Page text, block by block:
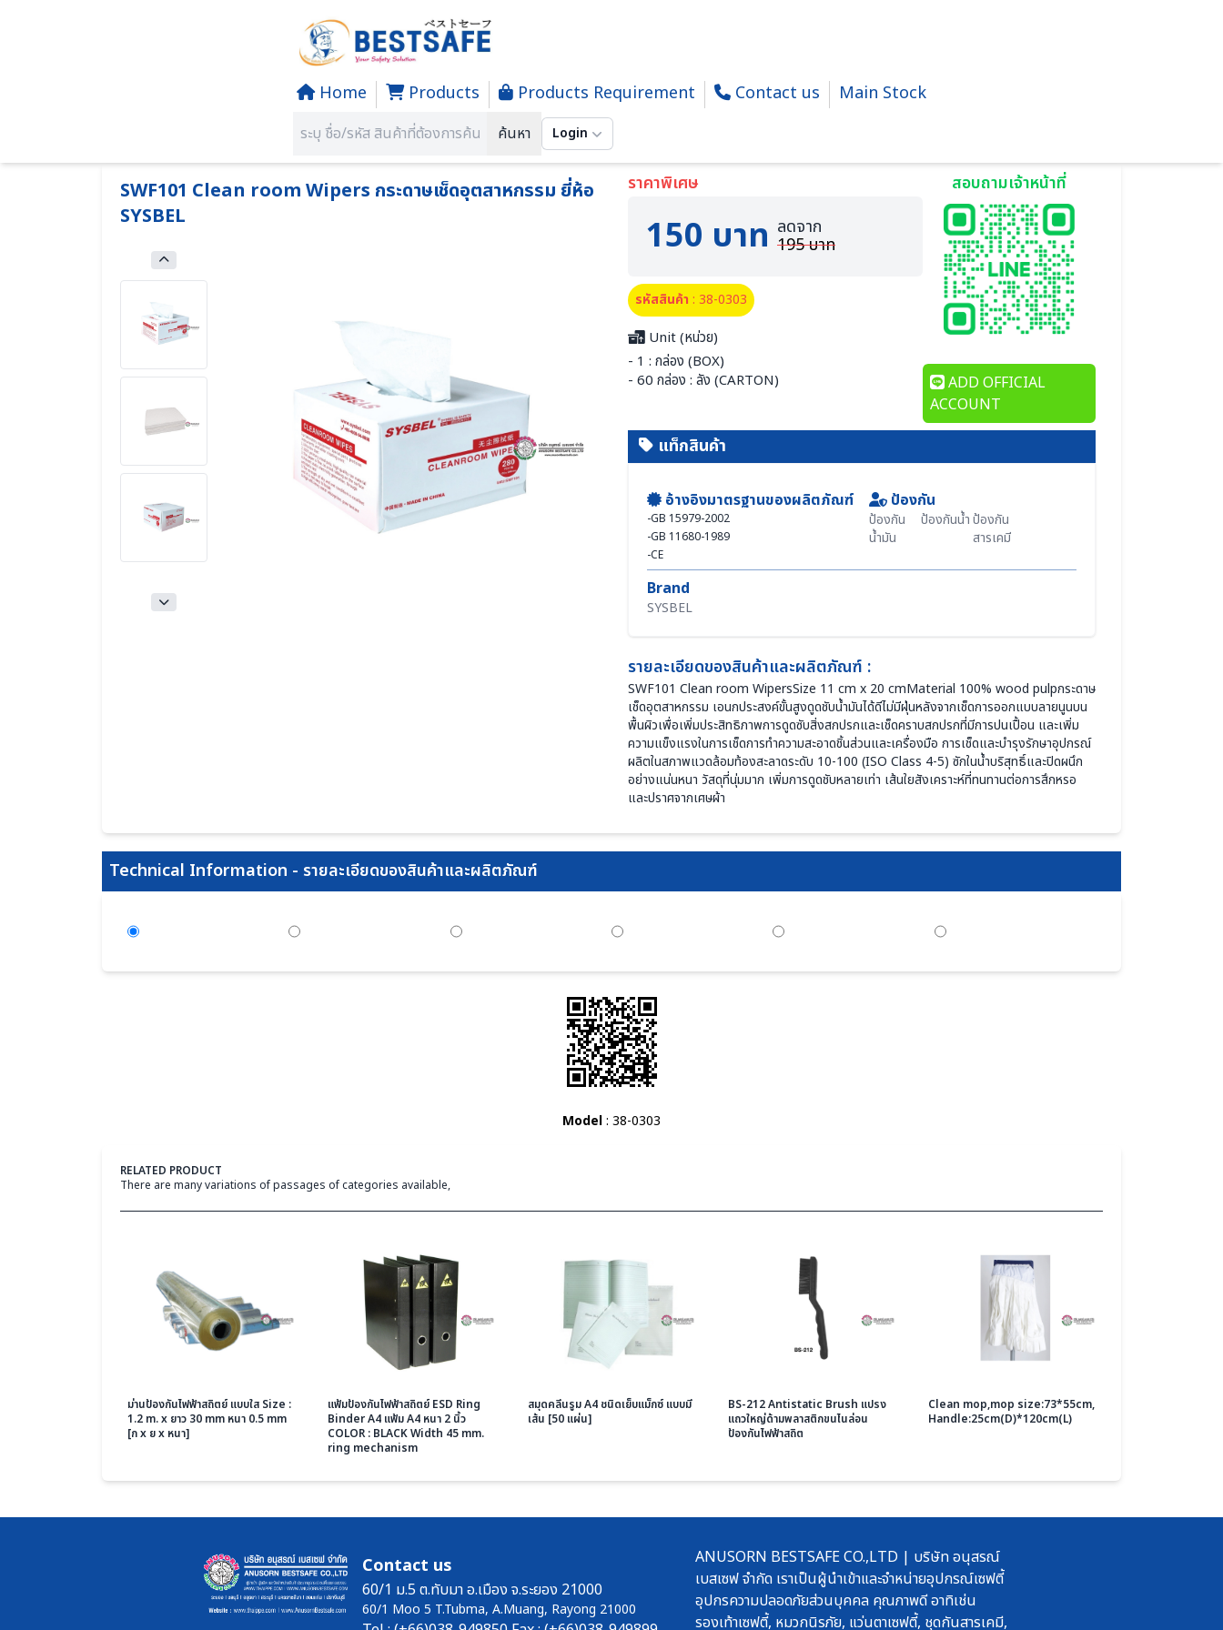
Home Products Products Requirement Contact us Main Stock
ค้นหา Login
SECTION 29 Tools & Equipment For Cleanroom Work Place| อุปกรณ์และเครื่องมือในสถานที่ปฏิบัติการห้อง Cleanroom
SWF101 Clean room Wipers กระดาษเช็ดอุตสาหกรรม ยี่ห้อ SYSBEL
SWF101 Clean room Wipers กระดาษเช็ดอุตสาหกรรม ยี่ห้อ
SYSBEL
ราคาพิเศษ
150 บาท ลดจาก
195 บาท
รหัสสินค้า : 38-0303
Unit (หน่วย)
- 1 : กล่อง (BOX)
- 60 กล่อง : ลัง (CARTON)
สอบถามเจ้าหน้าที่
ADD OFFICIAL
ACCOUNT
แท็กสินค้า
อ้างอิงมาตรฐานของผลิตภัณฑ์
-GB 15979-2002
-GB 11680-1989
-CE
ป้องกัน
ป้องกัน
น้ำมัน
ป้องกันน้ำป้องกัน
สารเคมี
Brand
SYSBEL
รายละเอียดของสินค้าและผลิตภัณฑ์ :
SWF101 Clean room WipersSize 11 cm x 20 cmMaterial 100% wood pulpกระดาษ
เช็ดอุตสาหกรรม เอนกประสงค์ขั้นสูงดูดชับน้ำมันได้ดีไม่มีฝุ่นหลังจากเช็ดการออกแบบลายนูนบน
พื้นผิวเพื่อเพิ่มประสิทธิภาพการดูดซับสิ่งสกปรกและเช็ดคราบสกปรกที่มีการปนเปื้อน และเพิ่ม
ความแข็งแรงในการเช็ดการทำความสะอาดชิ้นส่วนและเครื่องมือ การเช็ดและบำรุงรักษาอุปกรณ์
ผลิตในสภาพแวดล้อมท้องสะลาดระดับ 10-100 (ISO Class 4-5) ซักในน้ำบริสุทธิ์และปิดผนึก
อย่างแน่นหนา วัสดุที่นุ่มมาก เพิ่มการดูดชับหลายเท่า เส้นใยสังเคราะห์ที่ทนทานต่อการสึกหรอ
และปราศจากเศษผ้า
Technical Information - รายละเอียดของสินค้าและผลิตภัณฑ์
Model: 38-0303
RELATED PRODUCT
There are many variations of passages of categories available,
ม่านป้องกันไฟฟ้าสถิตย์ แบบใส Size :
1.2 m. x ยาว 30 mm หนา 0.5 mm
[ก x ย x หนา]
แฟ้มป้องกันไฟฟ้าสถิตย์ ESD Ring
Binder A4 แฟ้ม A4 หนา 2 นิ้ว
COLOR : BLACK Width 45 mm.
ring mechanism
สมุดคลีนรูม A4 ชนิดเย็บแม็กซ์ แบบมี
เส้น [50 แผ่น]
BS-212 Antistatic Brush แปรง
แถวใหญ่ด้ามพลาสติกขนไนล่อน
ป้องกันไฟฟ้าสถิต
Clean mop,mop size:73*55cm,
Handle:25cm(D)*120cm(L)
Contact us
60/1 ม.5 ต.ทับมา อ.เมือง จ.ระยอง 21000
60/1 Moo 5 T.Tubma, A.Muang, Rayong 21000
ANUSORN BESTSAFE CO.,LTD | บริษัท อนุสรณ์
เบสเซฟ จำกัด เราเป็นผู้นำเข้าและจำหน่ายอุปกรณ์เซฟตี้
อุปกรความปลอดภัยส่วนบุคคล คุณภาพดี อาทิเช่น
รองเท้าเซฟตี้, หมวกนิรภัย, แว่นตาเซฟตี้, ชุดกันสารเคมี,